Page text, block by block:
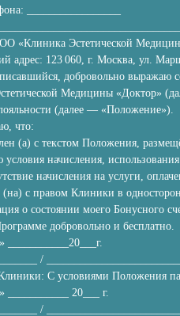
_________________
«Клиника Эстетической
адрес: 123 060, г. Москва, ул.
добровольно выражаю
Медицины «Доктор»
(далее — «Положение»).
что:
(а) с текстом Положения,
начисления,
начисления на услуги,
с правом Клиники в
о состоянии моего Бонусного
добровольно и бесплатно.
___________20___г.
/
С условиями Положения
___________ 20___ г.
/